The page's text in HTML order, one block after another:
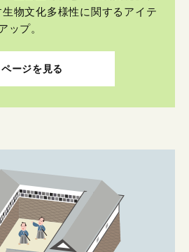
物文化多様性に関するアイテ
ップ。
ページを見る